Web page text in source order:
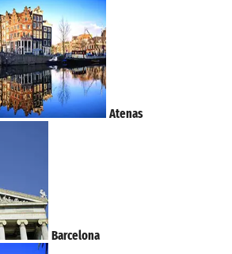
Atenas
Barcelona